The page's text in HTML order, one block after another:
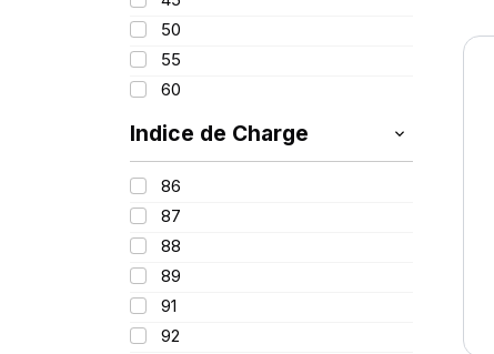
50
55
60
Indice de Charge
86
87
88
89
91
92